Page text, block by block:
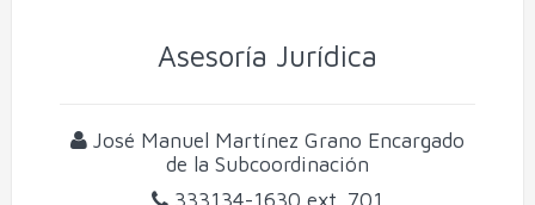
Asesoría Jurídica
José Manuel Martínez Grano Encargado
de la Subcoordinación